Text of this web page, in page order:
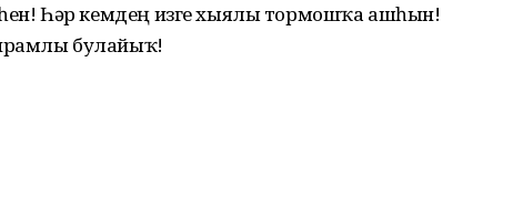
Һәр кемдең изге хыялы тормошҡа ашһын!
булайыҡ!